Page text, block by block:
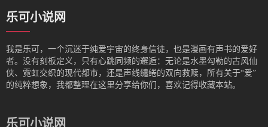
乐可小说网
我是‌乐可，一个沉迷于纯爱宇宙的终身信徒，也是漫画有声书的爱好
者。没有刻板定义，只有心跳同频的邂逅：无论是水墨勾勒的古风仙
侠、霓虹交织的现代都市，还是声线缱绻的双向救赎，所有关于“爱”
的纯粹想象，我都整理在这里分享给你们，喜欢记得收藏本站。
乐可小说网